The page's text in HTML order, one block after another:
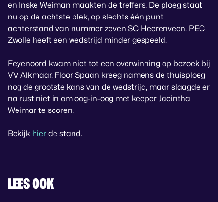
en Inske Weiman maakten de treffers. De ploeg staat
nu op de achtste plek, op slechts één punt
achterstand van nummer zeven SC Heerenveen. PEC
Zwolle heeft een wedstrijd minder gespeeld.
Feyenoord kwam niet tot een overwinning op bezoek bij
VV Alkmaar. Floor Spaan kreeg namens de thuisploeg
nog de grootste kans van de wedstrijd, maar slaagde er
na rust niet in om oog-in-oog met keeper Jacintha
Weimar te scoren.
Bekijk hier de stand.
LEES OOK